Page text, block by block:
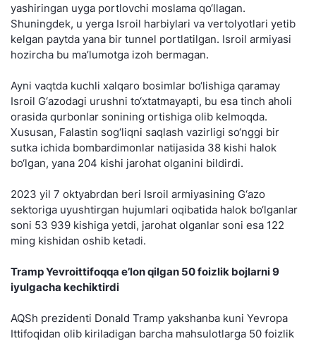
yashiringan uyga portlovchi moslama qo‘llagan.
Shuningdek, u yerga Isroil harbiylari va vertolyotlari yetib
kelgan paytda yana bir tunnel portlatilgan. Isroil armiyasi
hozircha bu ma’lumotga izoh bermagan.
Ayni vaqtda kuchli xalqaro bosimlar bo‘lishiga qaramay
Isroil G‘azodagi urushni to‘xtatmayapti, bu esa tinch aholi
orasida qurbonlar sonining ortishiga olib kelmoqda.
Xususan, Falastin sog‘liqni saqlash vazirligi so‘nggi bir
sutka ichida bombardimonlar natijasida 38 kishi halok
bo‘lgan, yana 204 kishi jarohat olganini bildirdi.
2023 yil 7 oktyabrdan beri Isroil armiyasining G‘azo
sektoriga uyushtirgan hujumlari oqibatida halok bo‘lganlar
soni 53 939 kishiga yetdi, jarohat olganlar soni esa 122
ming kishidan oshib ketadi.
Tramp Yevroittifoqqa e’lon qilgan 50 foizlik bojlarni 9
iyulgacha kechiktirdi
AQSh prezidenti Donald Tramp yakshanba kuni Yevropa
Ittifoqidan olib kiriladigan barcha mahsulotlarga 50 foizlik